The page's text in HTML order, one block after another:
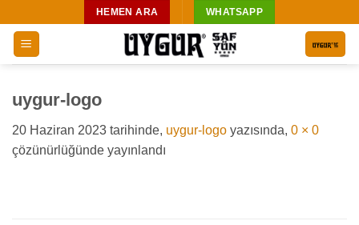
atla
HEMEN ARA WHATSAPP
uygur-logo
20 Haziran 2023 tarihinde, uygur-logo yazısında, 0 × 0
çözünürlüğünde yayınlandı